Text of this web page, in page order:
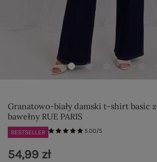
Granatowo-biały damski t-shirt basic z
bawełny RUE PARIS
BESTSELLER 5.00/5
54,99 zł